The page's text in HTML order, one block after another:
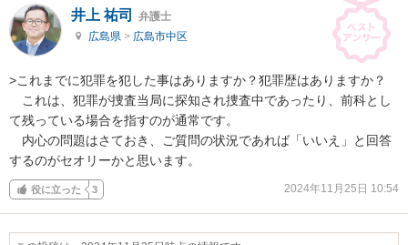
井上 祐司
弁護士
広島県 > 広島市中区
>これまでに犯罪を犯した事はありますか？犯罪歴はありますか？
これは、犯罪が捜査当局に探知され捜査中であったり、前科とし
て残っている場合を指すのが通常です。
内心の問題はさておき、ご質問の状況であれば「いいえ」と回答
するのがセオリーかと思います。
役に立った 3 2024年11月25日 10:54